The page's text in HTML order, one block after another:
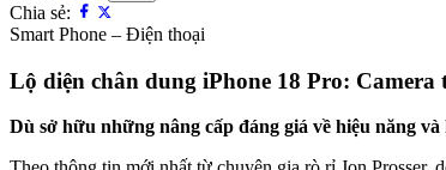
Chia sẻ:
Smart Phone – Điện thoại
Lộ diện chân dung iPhone 18 Pro:
Dù sở hữu những nâng cấp đáng giá về hiệu năng